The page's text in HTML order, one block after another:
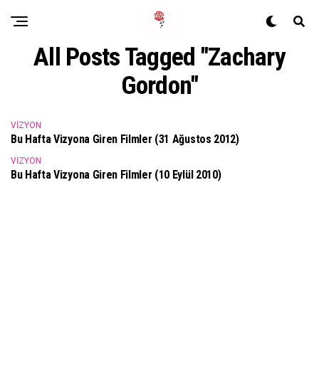
All Posts Tagged "Zachary
Gordon"
VIZYON
Bu Hafta Vizyona Giren Filmler (31 Ağustos 2012)
VIZYON
Bu Hafta Vizyona Giren Filmler (10 Eylül 2010)